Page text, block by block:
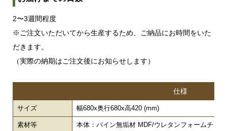
2〜3週間程度
※ご注文いただいてから生産するため、ご納品にお時間をいた
だきます。
（実際の納期はご注文後にお知らせします）
仕様
サイズ 幅680x奥行680x高420 (mm)
素材等 本体：パイン無垢材 MDF/ウレタンフォームチッ